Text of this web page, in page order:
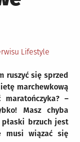
Posted
Lifestyle
ruszyć się sprzed
marchewkową
–
Masz chyba
brzuch jest
musi wiązać się